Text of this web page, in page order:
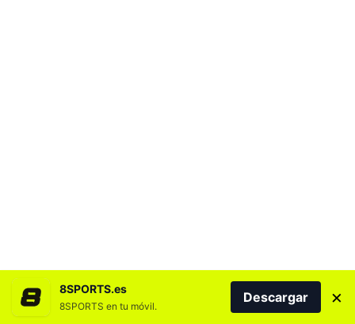
8SPORTS.es
8SPORTS en tu móvil.
Descargar ×